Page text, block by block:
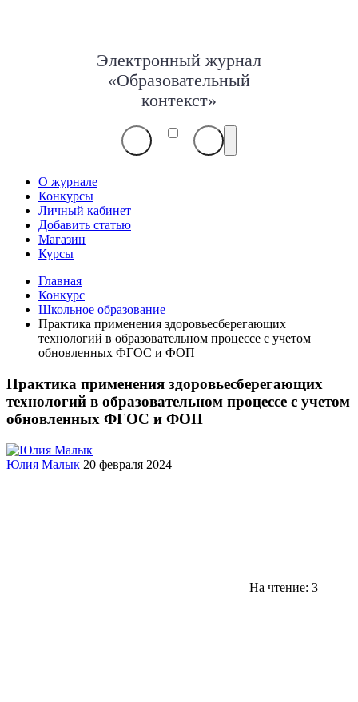
Электронный журнал
«Образовательный
контекст»
О журнале
Конкурсы
Личный кабинет
Добавить статью
Магазин
Курсы
Главная
Конкурс
Школьное образование
Практика применения здоровьесберегающих
технологий в образовательном процессе с учетом
обновленных ФГОС и ФОП
Практика применения здоровьесберегающих
технологий в образовательном процессе с учетом
обновленных ФГОС и ФОП
Юлия Малык 20 февраля 2024
На чтение: 3